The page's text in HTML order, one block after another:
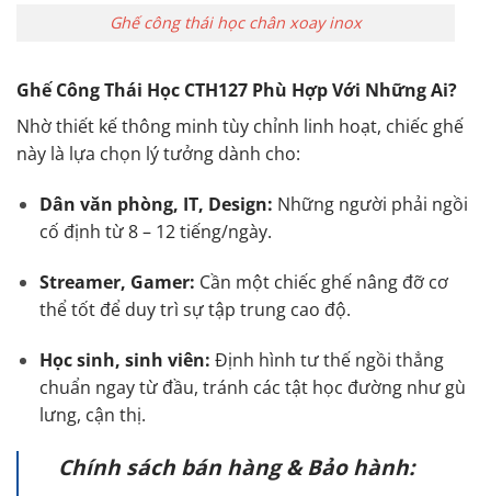
Ghế công thái học chân xoay inox
Ghế Công Thái Học CTH127 Phù Hợp Với Những Ai?
Nhờ thiết kế thông minh tùy chỉnh linh hoạt, chiếc ghế
này là lựa chọn lý tưởng dành cho:
Dân văn phòng, IT, Design: Những người phải ngồi
cố định từ 8 – 12 tiếng/ngày.
Streamer, Gamer: Cần một chiếc ghế nâng đỡ cơ
thể tốt để duy trì sự tập trung cao độ.
Học sinh, sinh viên: Định hình tư thế ngồi thẳng
chuẩn ngay từ đầu, tránh các tật học đường như gù
lưng, cận thị.
Chính sách bán hàng & Bảo hành: